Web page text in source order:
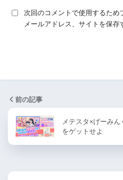
次回のコメントで使用するため
メールアドレス、サイトを保存
前の記事
メテスタ×げーみ
をゲットせよ